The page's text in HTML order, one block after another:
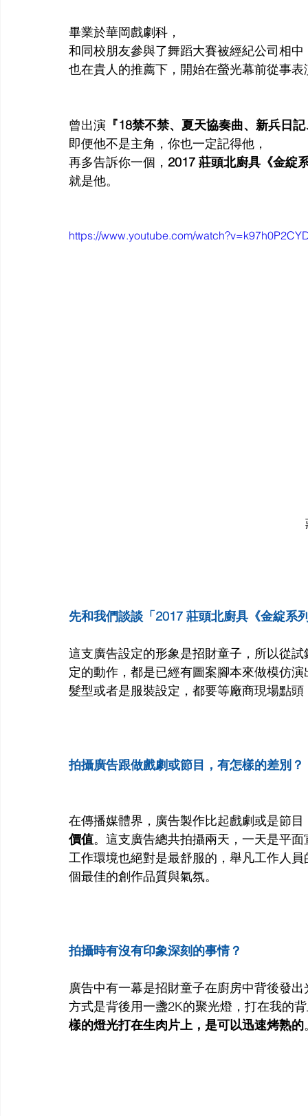
畢業於華岡戲劇科，
和同校朋友參與了舞蹈大賽被經紀公司相
也在貴人的推薦下，開始在螢光幕前從事
曾出演 『18禁不禁、夏天協奏曲、新兵日
即便他不是主角，你也一定記得他，
再多告訴你一個， 2017 莊頭北廚具《金綻
就是他。
https://www.youtube.com/
先和我們談談「2017 莊頭北廚具《金綻系
這支廣告設定的形象是招財童子，所以從
定的動作，都是已經有圖案腳本來做模仿
髮型或者是服裝設定，都要等廠商現場點
拍攝廣告跟做戲劇或節目，有怎樣的差別？
在傳播媒體界，廣告製作比起戲劇或是節
價值。這支廣告總共拍攝兩天，一天是平
工作環境也絕對是最舒服的，舉凡工作人
個最佳的創作品質與氣氛。
拍攝時有沒有印象深刻的事情？
廣告中有一幕是招財童子在廚房中背後發
方式是背後用一盞2K的聚光燈，打在我的
樣的燈光打在生肉片上，是可以迅速烤熟的